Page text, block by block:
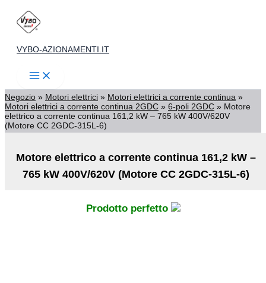
contenuto
VYBO-AZIONAMENTI.IT
Negozio » Motori elettrici » Motori elettrici a corrente continua »
Motori elettrici a corrente continua 2GDC » 6-poli 2GDC » Motore
elettrico a corrente continua 161,2 kW – 765 kW 400V/620V
(Motore CC 2GDC-315L-6)
Motore elettrico a corrente continua 161,2 kW –
765 kW 400V/620V (Motore CC 2GDC-315L-6)
Prodotto perfetto